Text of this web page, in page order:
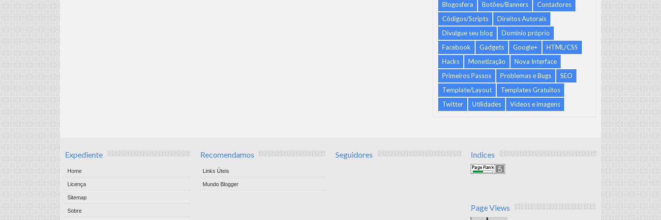
Blogosfera Botões/Banners
Contadores
Códigos/Scripts
Direitos Autorais
Divulgue seu blog
Domínio próprio
Facebook
Gadgets Google+
HTML/CSS
Hacks
Monetização
Nova Interface
Primeiros Passos
Problemas e Bugs
SEO
Template/Layout
Templates Gratuitos
Twitter
Utilidades Vídeos e imagens
Expediente
Home
Licença
Sitemap
Sobre
Recomendamos
Links Úteis
Mundo Blogger
Seguidores Indices
Page Views